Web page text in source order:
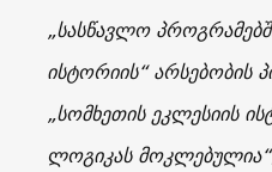
„სასწავლო
ისტორიის“ არსებობის
„სომხეთის ეკლესიის
ლოგიკას